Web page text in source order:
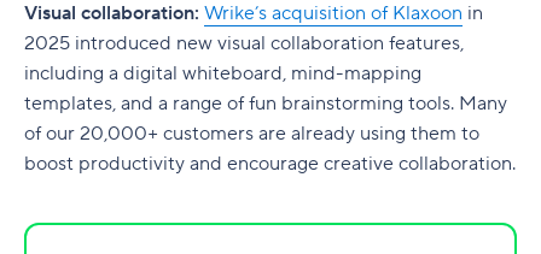
Visual collaboration: Wrike’s acquisition of Klaxoon in
2025 introduced new visual collaboration features,
including a digital whiteboard, mind-mapping
templates, and a range of fun brainstorming tools. Many
of our 20,000+ customers are already using them to
boost productivity and encourage creative collaboration.